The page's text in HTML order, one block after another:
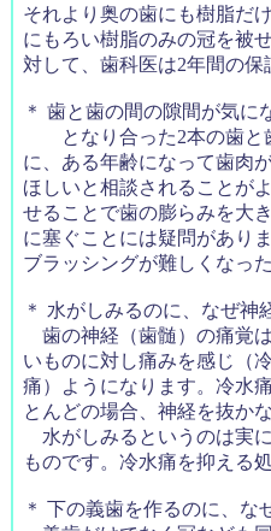
それより奥の歯にも樹脂だ
にもろい樹脂のみの冠を被
対して、歯科医は2年間の保
＊ 歯と歯の間の隙間が気に
となり合った2本の歯と
に、ある年齢になって歯肉
ほしいと相談されることが
せることで歯の膨らみを大
に塞ぐことには疑問があり
ブラッシングが難しくなっ
＊ 水がしみるのに、なぜ神
歯の神経（歯髄）の痛覚
いものに対し痛みを感じ（
痛）ようになります。冷水
とんどの場合、神経を抜か
水がしみるというのは実
ものです。冷水痛を抑える
＊ 下の義歯を作るのに、な